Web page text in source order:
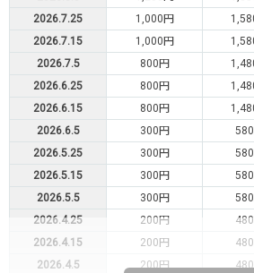
2026.7.25
1,000円
2026.7.15
1,000円
2026.7.5
800円
2026.6.25
800円
2026.6.15
800円
2026.6.5
300円
2026.5.25
300円
2026.5.15
300円
2026.5.5
300円
2026.4.25
200円
2026.4.15
200円
2026.4.5
200円